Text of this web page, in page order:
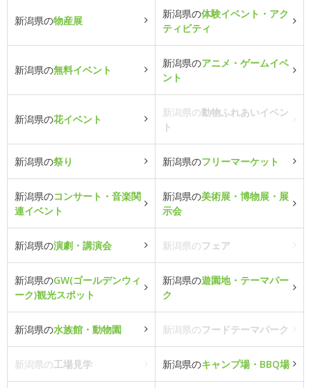
新潟県の物産展
新潟県の体験イベント・アク
ティビティ
新潟県の無料イベント
新潟県のアニメ・ゲームイベ
ント
新潟県の花イベント
新潟県の動物ふれあいイベン
ト
新潟県の祭り 新潟県のフリーマーケット
新潟県のコンサート・音楽関
連イベント
新潟県の美術展・博物展・展
示会
新潟県の演劇・講演会 新潟県のフェア
新潟県のGW(ゴールデンウィ
ーク)観光スポット
新潟県の遊園地・テーマパー
ク
新潟県の水族館・動物園 新潟県のフードテーマパーク
新潟県の工場見学 新潟県のキャンプ場・BBQ場